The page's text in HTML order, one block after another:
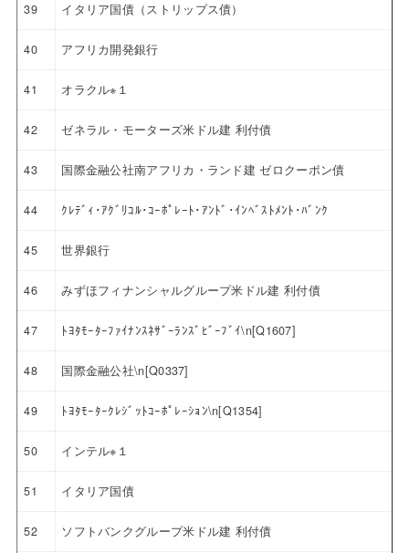
39 イタリア国債（ストリップス債）
40 アフリカ開発銀行
41 オラクル※１
42 ゼネラル・モーターズ米ドル建 利付債
43 国際金融公社南アフリカ・ランド建 ゼロクーポン債
44 ｸﾚﾃﾞｨ･ｱｸﾞﾘｺﾙ･ｺｰﾎﾟﾚｰﾄ･ｱﾝﾄﾞ･ｲﾝﾍﾞｽﾄﾒﾝﾄ･ﾊﾞﾝｸ
45 世界銀行
46 みずほフィナンシャルグループ米ドル建 利付債
47 ﾄﾖﾀﾓｰﾀｰﾌｧｲﾅﾝｽﾈｻﾞｰﾗﾝｽﾞﾋﾞｰﾌﾞｲ\n[Q1607]
48 国際金融公社\n[Q0337]
49 ﾄﾖﾀﾓｰﾀｰｸﾚｼﾞｯﾄｺｰﾎﾟﾚｰｼｮﾝ\n[Q1354]
50 インテル※１
51 イタリア国債
52 ソフトバンクグループ米ドル建 利付債